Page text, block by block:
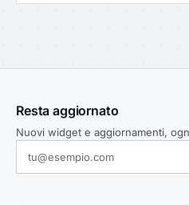
Resta aggiornato
Nuovi widget e aggiornamenti,